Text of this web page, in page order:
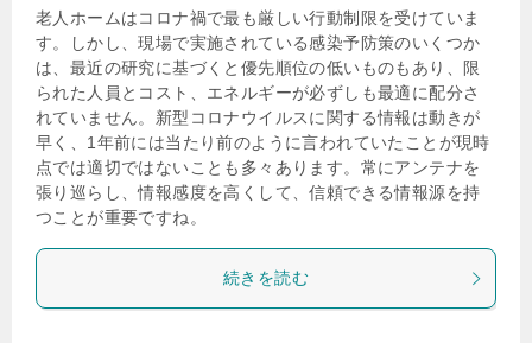
老人ホームはコロナ禍で最も厳しい行動制限を受けていま
す。しかし、現場で実施されている感染予防策のいくつか
は、最近の研究に基づくと優先順位の低いものもあり、限
られた人員とコスト、エネルギーが必ずしも最適に配分さ
れていません。新型コロナウイルスに関する情報は動きが
早く、1年前には当たり前のように言われていたことが現時
点では適切ではないことも多々あります。常にアンテナを
張り巡らし、情報感度を高くして、信頼できる情報源を持
つことが重要ですね。
続きを読む